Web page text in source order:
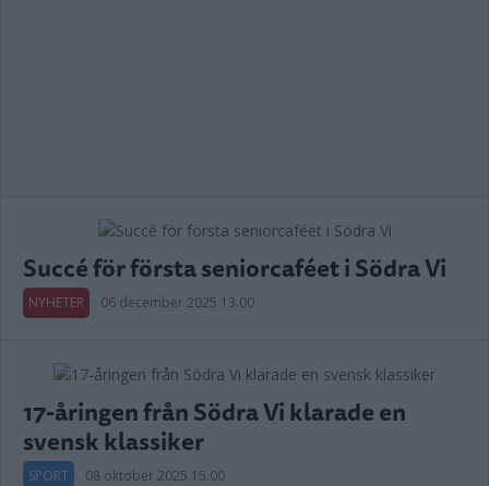
Succé för första seniorcaféet i Södra Vi
NYHETER 06 december 2025 13.00
17-åringen från Södra Vi klarade en
svensk klassiker
SPORT 08 oktober 2025 15.00